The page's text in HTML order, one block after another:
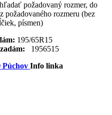
požadovaný rozmer, do
požadovaného rozmeru (bez
písmen)
195/65R15
1956515
Púchov Info linka